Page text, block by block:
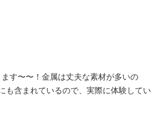
す〜〜！金属は丈夫な素材が多いの
も含まれているので、実際に体験してい